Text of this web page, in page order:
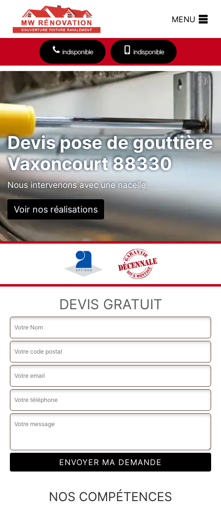
MENU
indisponible indisponible
Devis pose de gouttière
Vaxoncourt 88330
Nous intervenons avec une nacelle
Voir nos réalisations
DEVIS GRATUIT
NOS COMPÉTENCES